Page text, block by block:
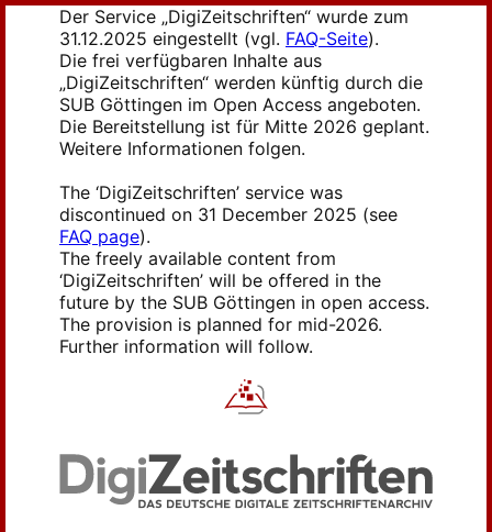
Der Service „DigiZeitschriften“ wurde zum
31.12.2025 eingestellt (vgl. FAQ-Seite).
Die frei verfügbaren Inhalte aus
„DigiZeitschriften“ werden künftig durch die
SUB Göttingen im Open Access angeboten.
Die Bereitstellung ist für Mitte 2026 geplant.
Weitere Informationen folgen.
The ‘DigiZeitschriften’ service was
discontinued on 31 December 2025 (see
FAQ page).
The freely available content from
‘DigiZeitschriften’ will be offered in the
future by the SUB Göttingen in open access.
The provision is planned for mid-2026.
Further information will follow.